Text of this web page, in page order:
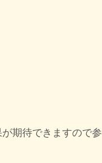
期待できますので参